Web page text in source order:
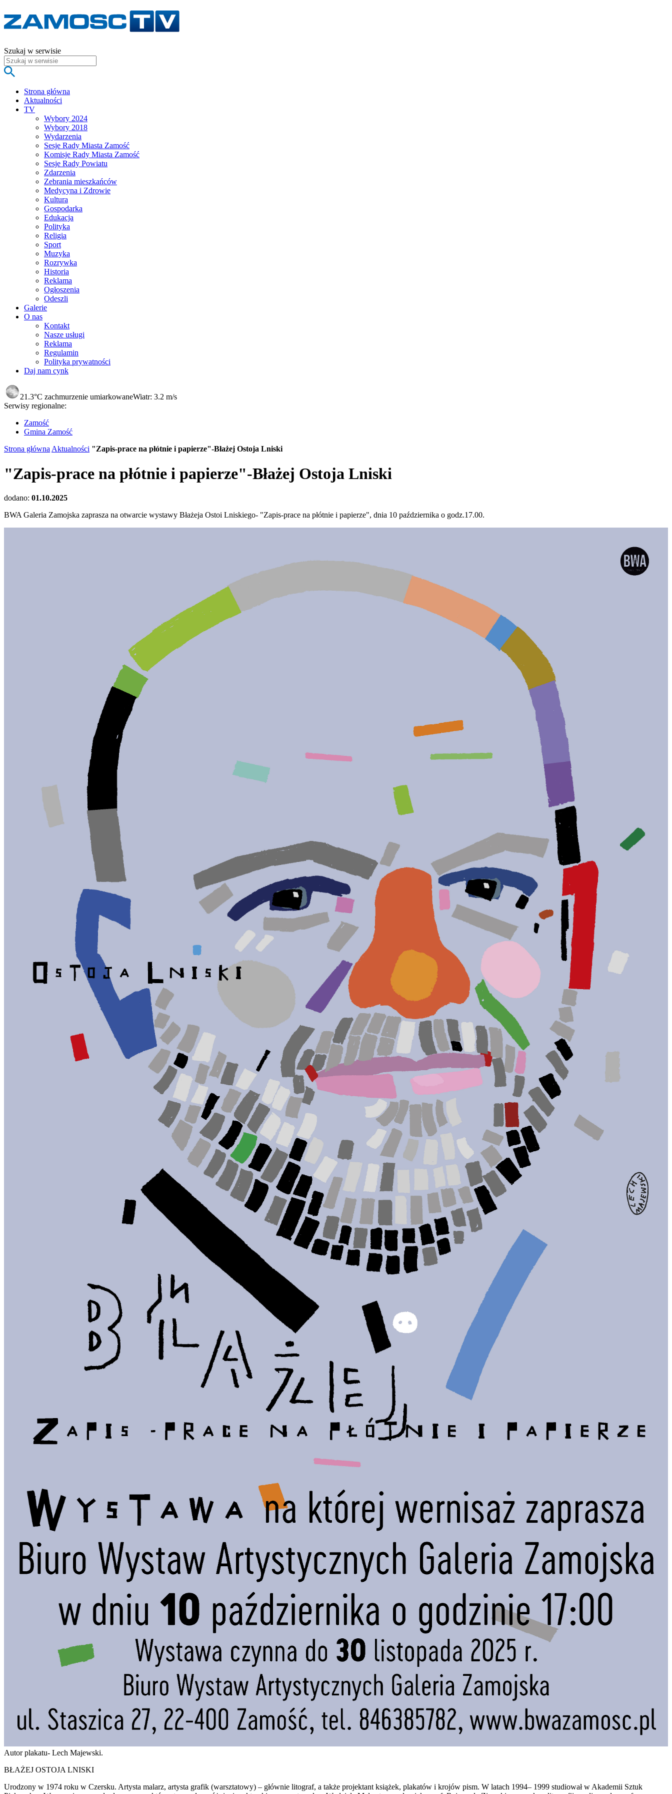
Szukaj w serwisie
Strona główna
Aktualności
TV
Wybory 2024
Wybory 2018
Wydarzenia
Sesje Rady Miasta Zamość
Komisje Rady Miasta Zamość
Sesje Rady Powiatu
Zdarzenia
Zebrania mieszkańców
Medycyna i Zdrowie
Kultura
Gospodarka
Edukacja
Polityka
Religia
Sport
Muzyka
Rozrywka
Historia
Reklama
Ogłoszenia
Odeszli
Galerie
O nas
Kontakt
Nasze usługi
Reklama
Regulamin
Polityka prywatności
Daj nam cynk
21.3°C zachmurzenie umiarkowaneWiatr: 3.2 m/s
Serwisy regionalne:
Zamość
Gmina Zamość
Strona główna Aktualności "Zapis-prace na płótnie i papierze"-Błażej Ostoja Lniski
"Zapis-prace na płótnie i papierze"-Błażej Ostoja Lniski
dodano: 01.10.2025
BWA Galeria Zamojska zaprasza na otwarcie wystawy Błażeja Ostoi Lniskiego- "Zapis-prace na płótnie i papierze", dnia 10 października o godz.17.00.
Autor plakatu- Lech Majewski.
BŁAŻEJ OSTOJA LNISKI
Urodzony w 1974 roku w Czersku. Artysta malarz, artysta grafik (warsztatowy) – głównie litograf, a także projektant książek, plakatów i krojów pism. W latach 1994– 1999 studiował w Akademii Sztuk